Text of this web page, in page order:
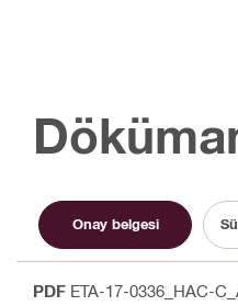
Onay belgesi
PDF ETA-17-0336_HAC-